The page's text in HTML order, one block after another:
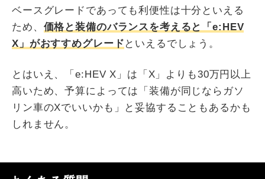
ベースグレードであっても利便性は十分といえる
ため、 価格と装備のバランスを考えると「e:HEV
X」がおすすめグレード といえるでしょう。
とはいえ、「e:HEV X」は「X」よりも30万円以上
高いため、予算によっては「装備が同じならガソ
リン車のXでいいかも」と妥協することもあるかも
しれません。